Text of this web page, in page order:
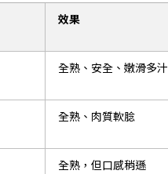
效果
全熟、安全、嫩滑多汁
全熟、肉質軟腍
全熟，但口感稍遜